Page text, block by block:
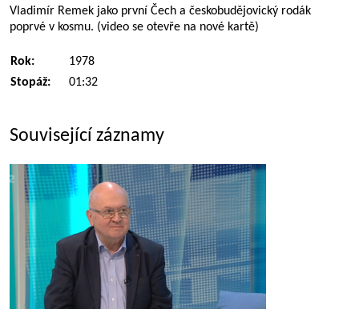
Vladimír Remek jako první Čech a českobudějovický rodák
poprvé v kosmu. (video se otevře na nové kartě)
Rok:
1978
Stopáž:
01:32
Související záznamy